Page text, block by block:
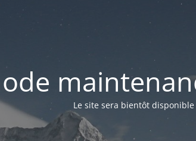
Le site sera bientôt disponible